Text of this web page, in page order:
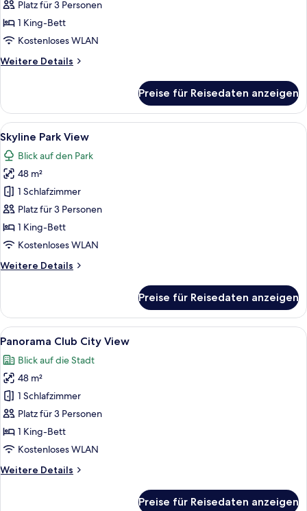
View
anzeigen
Platz für 3 Personen
1 King-Bett
Kostenloses WLAN
Weitere Details
Weitere
City
View
Preise für Reisedaten anzeigen
Alle
Fotos
für
Skyline
Park
View
anzeigen
Ein Hotelzimmer mit einem großen
7
Skyline Park View
Blick auf den Park
48 m²
1 Schlafzimmer
Platz für 3 Personen
1 King-Bett
Kostenloses WLAN
Weitere Details
Weitere
Park
View
Preise für Reisedaten anzeigen
Alle
Fotos
für
Panorama
Club
City
View
anzeigen
Ein Hotelzimmer mit großem
11
Panorama Club City View
Blick auf die Stadt
48 m²
1 Schlafzimmer
Platz für 3 Personen
1 King-Bett
Kostenloses WLAN
Weitere Details
Weitere
Preise für Reisedaten anzeigen